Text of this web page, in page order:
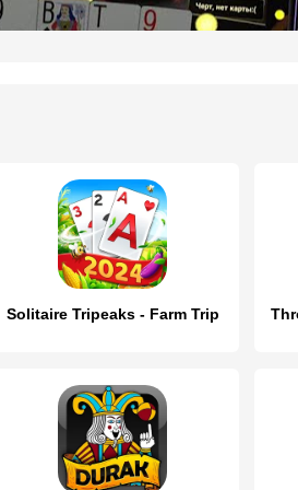
Solitaire Tripeaks - Farm Trip